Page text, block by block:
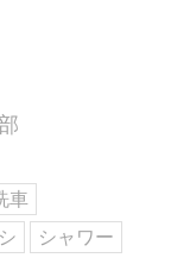
車
シャワー